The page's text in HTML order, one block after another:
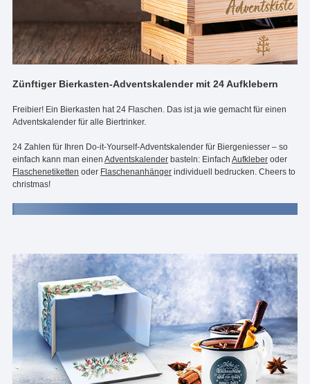
Zünftiger Bierkasten-Adventskalender mit 24 Aufklebern
Freibier! Ein Bierkasten hat 24 Flaschen. Das ist ja wie gemacht für einen
Adventskalender für alle Biertrinker.
24 Zahlen für Ihren Do-it-Yourself-Adventskalender für Biergeniesser – so
einfach kann man einen Adventskalender basteln: Einfach Aufkleber oder
Flaschenetiketten oder Flaschenanhänger individuell bedrucken. Cheers to
christmas!